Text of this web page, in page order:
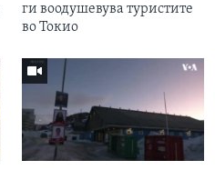
ги воодушевува туристите
во Токио